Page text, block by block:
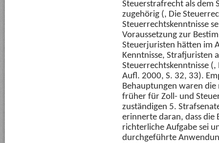
Steuerstrafrecht als dem
zugehörig (, Die
Steuerrechtskenntnisse
Voraussetzung zur
Steuerjuristen hätten im
Kenntnisse, Strafjuristen
Steuerrechtskenntnisse
Aufl. 2000, S. 32, 33).
Behauptungen waren die
früher für Zoll- und
zuständigen 5.
erinnerte daran, dass die
richterliche Aufgabe sei
durchgeführte